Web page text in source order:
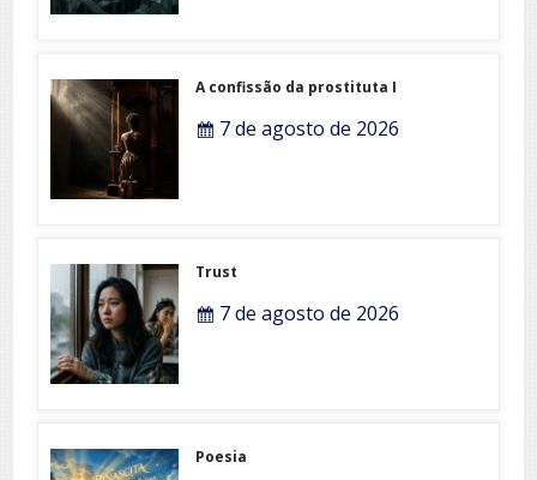
A confissão da prostituta I
7 de agosto de 2026
Trust
7 de agosto de 2026
Poesia